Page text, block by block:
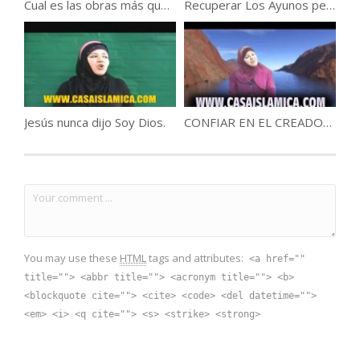
Cual es las obras más queridas por nuestro creador? Recuperar Los Ayunos perdidos de Ramadan .
Jesús nunca dijo Soy Dios. CONFIAR EN EL CREADOR DE LOS CIELOS Y LA TIERRA .
You may use these HTMLtags and attributes: <a href=""
title=""> <abbr title=""> <acronym title=""> <b>
<blockquote cite=""> <cite> <code> <del datetime="">
<em> <i> <q cite=""> <s> <strike> <strong>